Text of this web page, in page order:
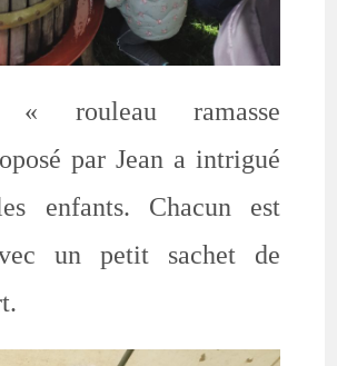
« rouleau ramasse
par Jean a intrigué
enfants. Chacun est
un petit sachet de